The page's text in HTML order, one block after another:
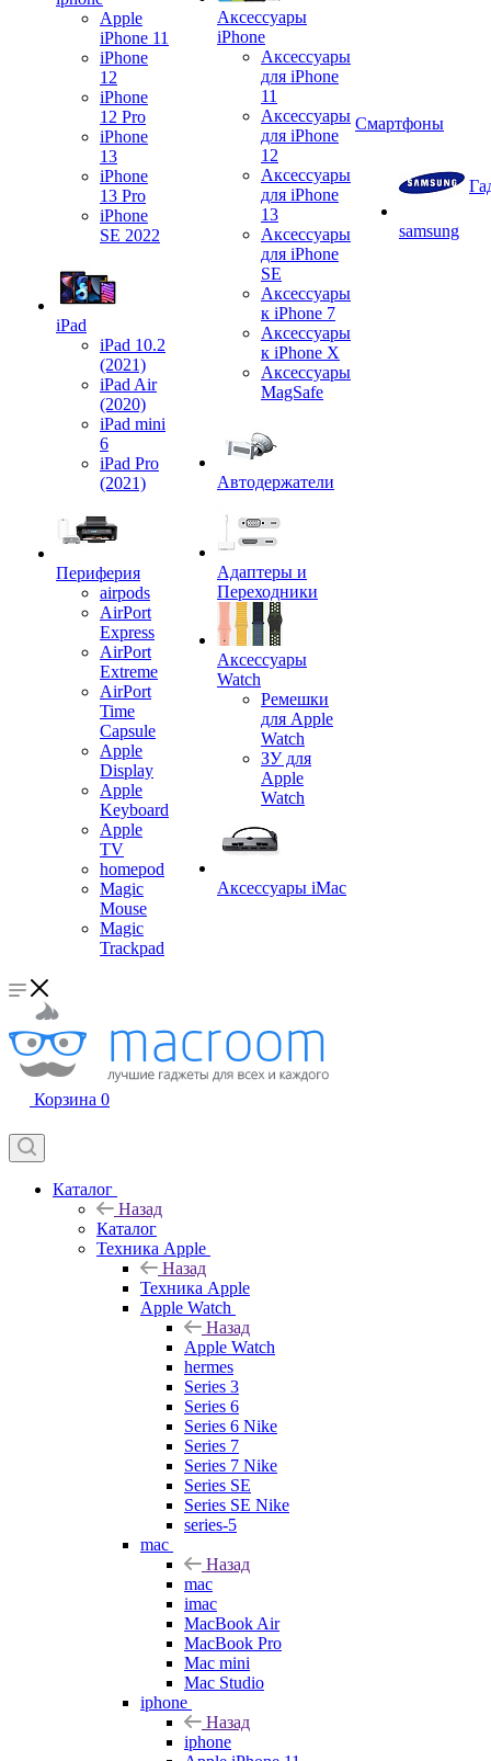
Apple
iPhone 11
iPhone
12
iPhone
12 Pro
iPhone
13
iPhone
13 Pro
iPhone
SE 2022
iPad
iPad 10.2
(2021)
iPad Air
(2020)
iPad mini
6
iPad Pro
(2021)
Периферия
airpods
AirPort
Express
AirPort
Extreme
AirPort
Time
Capsule
Apple
Display
Apple
Keyboard
Apple
TV
homepod
Magic
Mouse
Magic
Trackpad
Аксессуары
iPhone
Аксессуары
для iPhone
11
Аксессуары
для iPhone
12
Аксессуары
для iPhone
13
Аксессуары
для iPhone
SE
Аксессуары
к iPhone 7
Аксессуары
к iPhone X
Аксессуары
MagSafe
Автодержатели
Адаптеры и
Переходники
Аксессуары
Watch
Ремешки
для Apple
Watch
ЗУ для
Apple
Watch
Аксессуары iMac
Смартфоны
samsung
Корзина 0
Каталог
Назад
Каталог
Техника Apple
Назад
Техника Apple
Apple Watch
Назад
Apple Watch
hermes
Series 3
Series 6
Series 6 Nike
Series 7
Series 7 Nike
Series SE
Series SE Nike
series-5
mac
Назад
mac
imac
MacBook Air
MacBook Pro
Mac mini
Mac Studio
iphone
Назад
iphone